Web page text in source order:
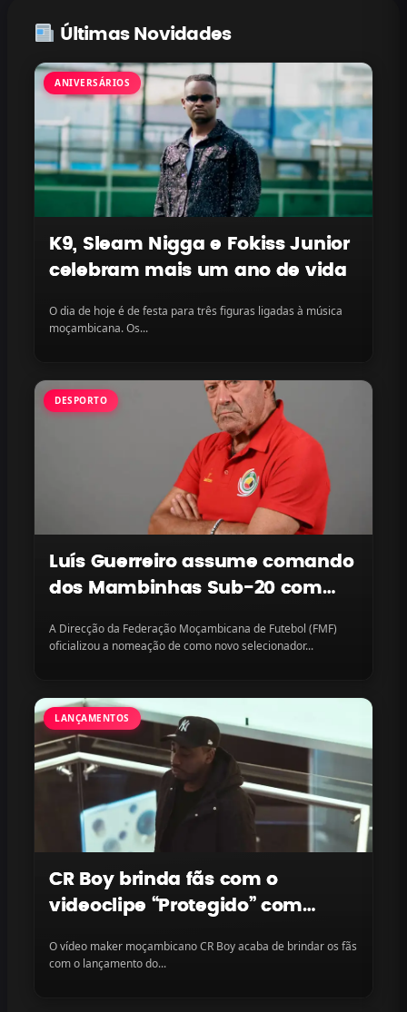
Últimas Novidades
ANIVERSÁRIOS
K9, Sleam Nigga e Fokiss Junior
celebram mais um ano de vida
O dia de hoje é de festa para três figuras ligadas à música
moçambicana. Os...
DESPORTO
Luís Guerreiro assume comando
dos Mambinhas Sub-20 com
A Direcção da Federação Moçambicana de Futebol (FMF)
oficializou a nomeação de como novo selecionador...
LANÇAMENTOS
CR Boy brinda fãs com o
videoclipe “Protegido” com
na plataforma
O vídeo maker moçambicano CR Boy acaba de brindar os fãs
com o lançamento do...